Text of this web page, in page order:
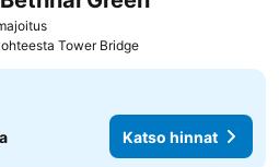
Tower Bridge
Katso hinnat